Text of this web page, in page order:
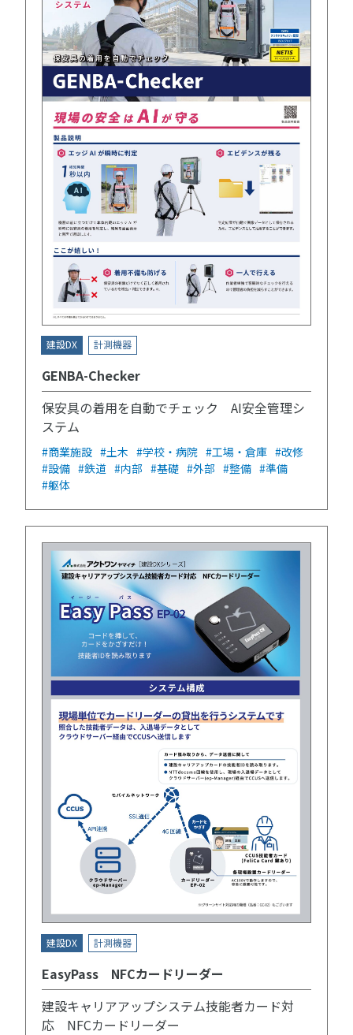
建設DX 計測機器
GENBA-Checker
保安具の着用を自動でチェック AI安全管理シ
ステム
#商業施設 #土木 #学校・病院 #工場・倉庫 #改修
#設備 #鉄道 #内部 #基礎 #外部 #整備 #準備
#躯体
建設DX 計測機器
EasyPass NFCカードリーダー
建設キャリアアップシステム技能者カード対
応 NFCカードリーダー